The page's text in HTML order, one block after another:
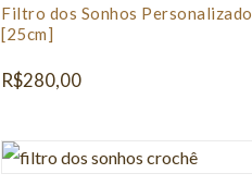
Filtro dos Sonhos Personalizado
[25cm]
R$280,00